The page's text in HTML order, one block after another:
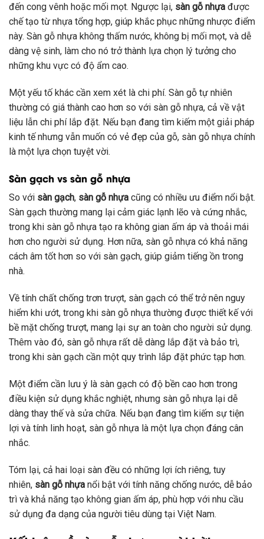
đến cong vênh hoặc mối mọt. Ngược lại, sàn gỗ nhựa được
chế tạo từ nhựa tổng hợp, giúp khắc phục những nhược điểm
này. Sàn gỗ nhựa không thấm nước, không bị mối mọt, và dễ
dàng vệ sinh, làm cho nó trở thành lựa chọn lý tưởng cho
những khu vực có độ ẩm cao.
Một yếu tố khác cần xem xét là chi phí. Sàn gỗ tự nhiên
thường có giá thành cao hơn so với sàn gỗ nhựa, cả về vật
liệu lẫn chi phí lắp đặt. Nếu bạn đang tìm kiếm một giải pháp
kinh tế nhưng vẫn muốn có vẻ đẹp của gỗ, sàn gỗ nhựa chính
là một lựa chọn tuyệt vời.
Sàn gạch vs sàn gỗ nhựa
So với sàn gạch, sàn gỗ nhựa cũng có nhiều ưu điểm nổi bật.
Sàn gạch thường mang lại cảm giác lạnh lẽo và cứng nhắc,
trong khi sàn gỗ nhựa tạo ra không gian ấm áp và thoải mái
hơn cho người sử dụng. Hơn nữa, sàn gỗ nhựa có khả năng
cách âm tốt hơn so với sàn gạch, giúp giảm tiếng ồn trong
nhà.
Về tính chất chống trơn trượt, sàn gạch có thể trở nên nguy
hiểm khi ướt, trong khi sàn gỗ nhựa thường được thiết kế với
bề mặt chống trượt, mang lại sự an toàn cho người sử dụng.
Thêm vào đó, sàn gỗ nhựa rất dễ dàng lắp đặt và bảo trì,
trong khi sàn gạch cần một quy trình lắp đặt phức tạp hơn.
Một điểm cần lưu ý là sàn gạch có độ bền cao hơn trong
điều kiện sử dụng khắc nghiệt, nhưng sàn gỗ nhựa lại dễ
dàng thay thế và sửa chữa. Nếu bạn đang tìm kiếm sự tiện
lợi và tính linh hoạt, sàn gỗ nhựa là một lựa chọn đáng cân
nhắc.
Tóm lại, cả hai loại sàn đều có những lợi ích riêng, tuy
nhiên, sàn gỗ nhựa nổi bật với tính năng chống nước, dễ bảo
trì và khả năng tạo không gian ấm áp, phù hợp với nhu cầu
sử dụng đa dạng của người tiêu dùng tại Việt Nam.